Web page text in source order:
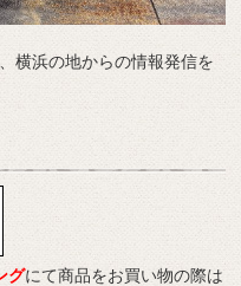
横浜の地からの情報発信を
グにて商品をお買い物の際は